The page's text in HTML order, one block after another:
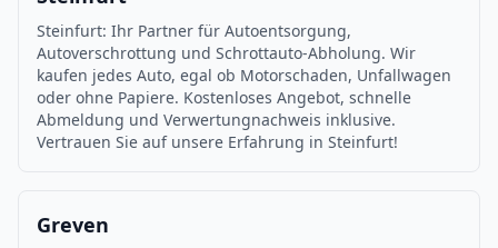
Steinfurt: Ihr Partner für Autoentsorgung,
Autoverschrottung und Schrottauto-Abholung. Wir
kaufen jedes Auto, egal ob Motorschaden, Unfallwagen
oder ohne Papiere. Kostenloses Angebot, schnelle
Abmeldung und Verwertungnachweis inklusive.
Vertrauen Sie auf unsere Erfahrung in Steinfurt!
Greven